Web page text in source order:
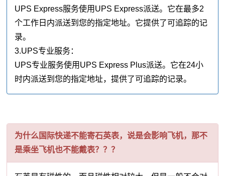
UPS Express服务使用UPS Express派送。它在最多2
个工作日内派送到您的指定地址。它提供了可追踪的记
录。
3.UPS专业服务：
UPS专业服务使用UPS Express Plus派送。它在24小
时内派送到您的指定地址，提供了可追踪的记录。
为什么国际快递不能寄石英表，说是会影响飞机，那不
是乘坐飞机也不能戴表？？？